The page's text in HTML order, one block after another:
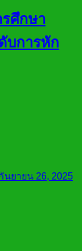
ศึกษา
บการหัก
นยายน 26, 2025